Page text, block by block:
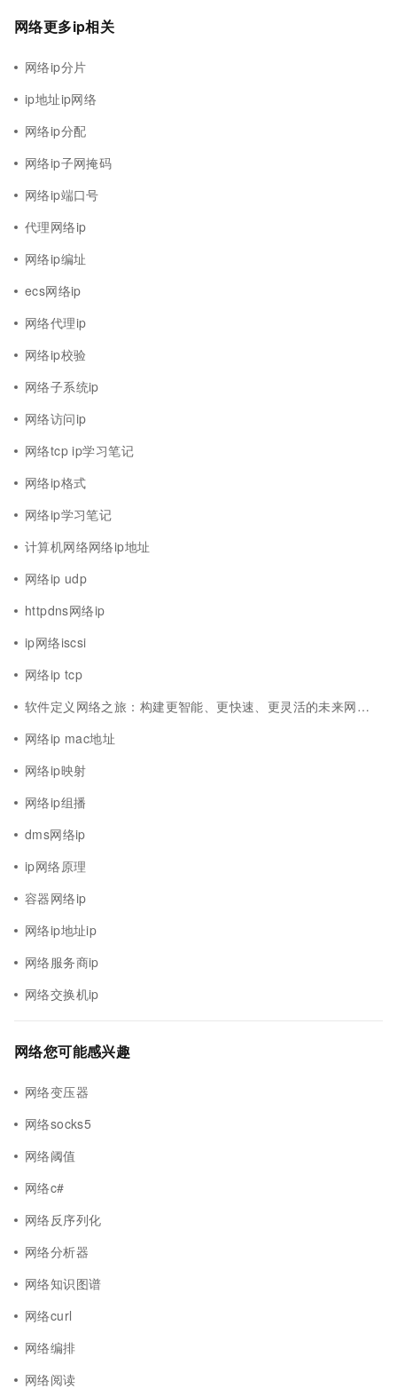
网络更多ip相关
网络ip分片
ip地址ip网络
网络ip分配
网络ip子网掩码
网络ip端口号
代理网络ip
网络ip编址
ecs网络ip
网络代理ip
网络ip校验
网络子系统ip
网络访问ip
网络tcp ip学习笔记
网络ip格式
网络ip学习笔记
计算机网络网络ip地址
网络ip udp
httpdns网络ip
ip网络iscsi
网络ip tcp
软件定义网络之旅：构建更智能、更快速、更灵活的未来网络网络ip
网络ip mac地址
网络ip映射
网络ip组播
dms网络ip
ip网络原理
容器网络ip
网络ip地址ip
网络服务商ip
网络交换机ip
网络您可能感兴趣
网络变压器
网络socks5
网络阈值
网络c#
网络反序列化
网络分析器
网络知识图谱
网络curl
网络编排
网络阅读